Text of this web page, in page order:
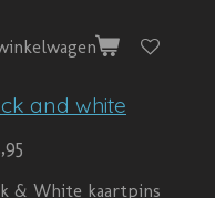
and white
& White kaartpins